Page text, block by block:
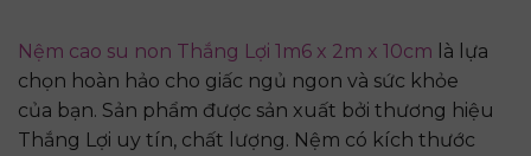
Nệm cao su non Thắng Lợi 1m6 x 2m x 10cm là lựa
chọn hoàn hảo cho giấc ngủ ngon và sức khỏe
của bạn. Sản phẩm được sản xuất bởi thương hiệu
Thắng Lợi uy tín, chất lượng. Nệm có kích thước